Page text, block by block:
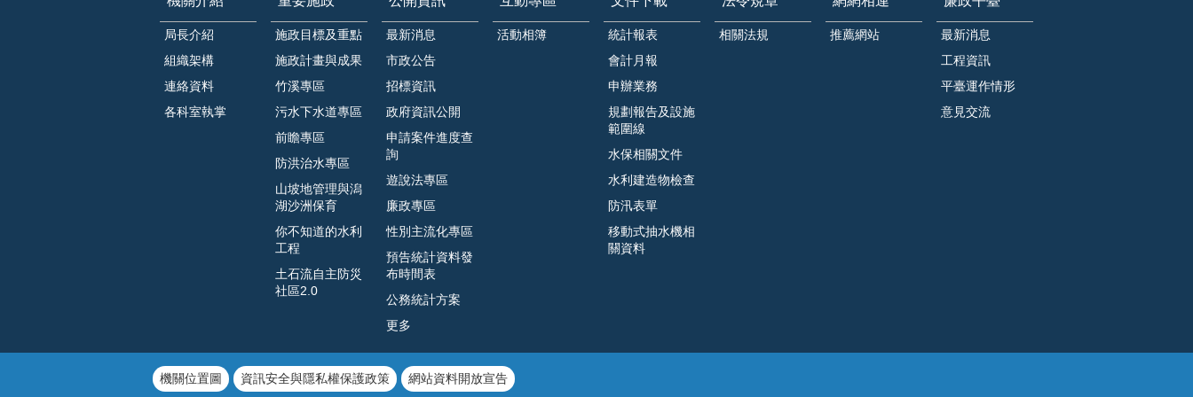
局長介紹
組織架構
連絡資料
各科室執掌
施政目標及重點
施政計畫與成果
竹溪專區
污水下水道專區
前瞻專區
防洪治水專區
山坡地管理與潟
湖沙洲保育
你不知道的水利
工程
土石流自主防災
社區2.0
最新消息
市政公告
招標資訊
政府資訊公開
申請案件進度查
詢
遊說法專區
廉政專區
性別主流化專區
預告統計資料發
布時間表
公務統計方案
更多
活動相簿
統計報表
會計月報
申辦業務
規劃報告及設施
範圍線
水保相關文件
水利建造物檢查
防汛表單
移動式抽水機相
關資料
相關法規 推薦網站
最新消息
工程資訊
平臺運作情形
意見交流
機關位置圖 資訊安全與隱私權保護政策 網站資料開放宣告